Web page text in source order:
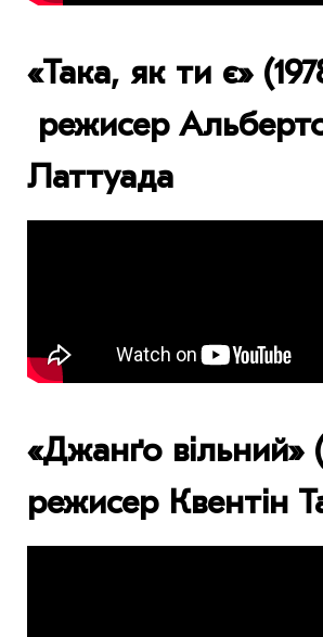
«Така, як ти є»
режисер
Латтуада
«Джанґо вільний»
режисер Квентін